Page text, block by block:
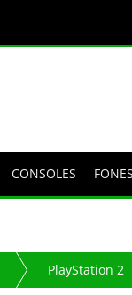
CONSOLES FONES
PlayStation 2